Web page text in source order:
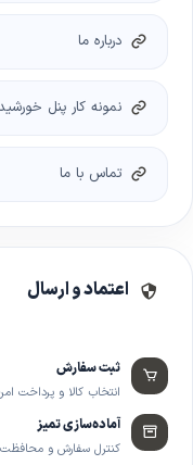
درباره ما
نمونه کار پنل
تماس با ما
اعتماد و ارسال
ثبت سفارش
انتخاب کالا و پرداخت
آماده‌سازی تمیز
کنترل سفارش و محافظت